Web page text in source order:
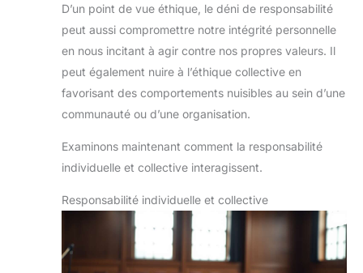
D’un point de vue éthique, le déni de responsabilité
peut aussi compromettre notre intégrité personnelle
en nous incitant à agir contre nos propres valeurs. Il
peut également nuire à l’éthique collective en
favorisant des comportements nuisibles au sein d’une
communauté ou d’une organisation.
Examinons maintenant comment la responsabilité
individuelle et collective interagissent.
Responsabilité individuelle et collective